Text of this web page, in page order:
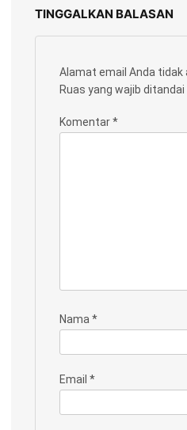
TINGGALKAN BALASAN
Alamat email Anda tidak
Ruas yang wajib ditandai
Komentar*
Nama*
Email *